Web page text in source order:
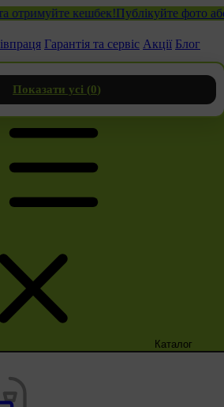
кешбек!Публікуйте фото або
Гарантія та сервіс Акції Блог
Каталог
Показати усі (0)